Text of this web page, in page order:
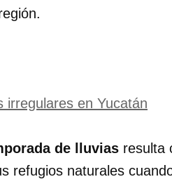
irregulares en Yucatán
de lluvias resulta
refugios naturales